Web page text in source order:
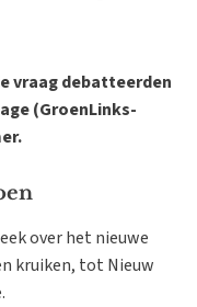
vraag debatteerden
(GroenLinks-
over het nieuwe
kruiken, tot Nieuw